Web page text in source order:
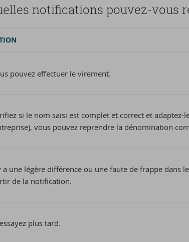
no­ti­fi­ca­tions pouvez-​vous
pouvez effectuer le virement.
si le nom saisi est complet et correct et
vous pouvez reprendre la dénomination
a une légère différence ou une faute de frappe dans
de la notification.
plus tard.